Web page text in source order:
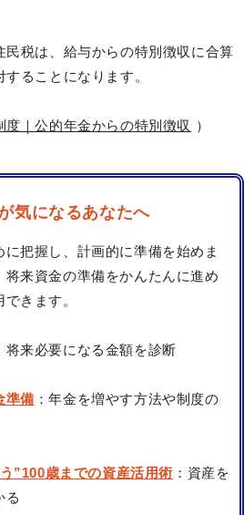
民税は、給与からの特別徴収に合算
ることになります。
度｜公的年金からの特別徴収 ）
気になるあなたへ
把握し、計画的に準備を始めま
将来資金の準備をかんたんに進め
きます。
将来必要になる金額を診断
準備 ：年金を増やす方法や制度の
”100歳までの資産活用術 ：資産を
る